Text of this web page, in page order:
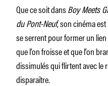
Que ce soit dansBoy Meets
du Pont-Neuf, son cinéma
se serrent pour former un
que l’on froisse et que l’on
dissimulés qui flirtent avec le
disparaître.